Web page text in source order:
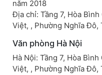
năm 2018
Địa chỉ: Tầng 7, Hòa
Việt, , Phường Nghĩa Đô,
Văn phòng Hà Nội
Hà Nội: Tầng 7, Hòa
Việt, , Phường Nghĩa Đô,